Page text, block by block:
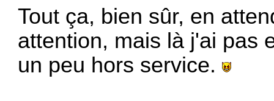
Tout ça, bien sûr, en
attention, mais là j'ai pas
un peu hors service.